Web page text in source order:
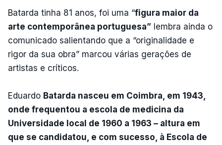
Batarda tinha 81 anos, foi uma “figura maior da
arte contemporânea portuguesa” lembra ainda o
comunicado salientando que a “originalidade e
rigor da sua obra” marcou várias gerações de
artistas e críticos.
Eduardo Batarda nasceu em Coimbra, em 1943,
onde frequentou a escola de medicina da
Universidade local de 1960 a 1963 – altura em
que se candidatou, e com sucesso, à Escola de